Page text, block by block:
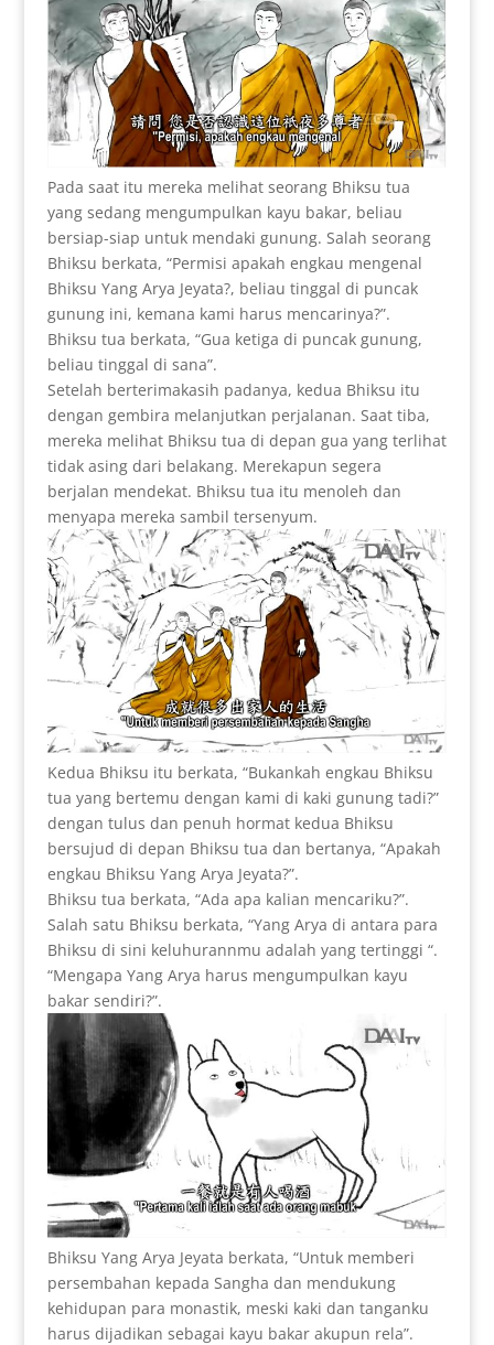
Pada saat itu mereka melihat seorang Bhiksu tua
yang sedang mengumpulkan kayu bakar, beliau
bersiap-siap untuk mendaki gunung. Salah seorang
Bhiksu berkata, “Permisi apakah engkau mengenal
Bhiksu Yang Arya Jeyata?, beliau tinggal di puncak
gunung ini, kemana kami harus mencarinya?”.
Bhiksu tua berkata, “Gua ketiga di puncak gunung,
beliau tinggal di sana”.
Setelah berterimakasih padanya, kedua Bhiksu itu
dengan gembira melanjutkan perjalanan. Saat tiba,
mereka melihat Bhiksu tua di depan gua yang terlihat
tidak asing dari belakang. Merekapun segera
berjalan mendekat. Bhiksu tua itu menoleh dan
menyapa mereka sambil tersenyum.
Kedua Bhiksu itu berkata, “Bukankah engkau Bhiksu
tua yang bertemu dengan kami di kaki gunung tadi?”
dengan tulus dan penuh hormat kedua Bhiksu
bersujud di depan Bhiksu tua dan bertanya, “Apakah
engkau Bhiksu Yang Arya Jeyata?”.
Bhiksu tua berkata, “Ada apa kalian mencariku?”.
Salah satu Bhiksu berkata, “Yang Arya di antara para
Bhiksu di sini keluhurannmu adalah yang tertinggi “.
“Mengapa Yang Arya harus mengumpulkan kayu
bakar sendiri?”.
Bhiksu Yang Arya Jeyata berkata, “Untuk memberi
persembahan kepada Sangha dan mendukung
kehidupan para monastik, meski kaki dan tanganku
harus dijadikan sebagai kayu bakar akupun rela”.